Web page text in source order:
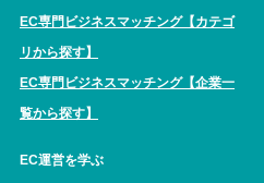
EC専門ビジネスマッチング【カテゴ
リから探す】
EC専門ビジネスマッチング【企業一
覧から探す】
EC運営を学ぶ